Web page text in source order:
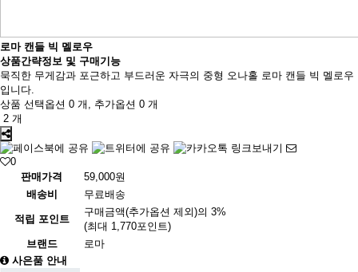
로마 캔들 빅 멜로우
상품간략정보 및 구매기능
묵직한 무게감과 포근하고 부드러운 자극의 중형 오나홀 로마 캔들 빅 멜로우
입니다.
상품 선택옵션 0 개, 추가옵션 0 개
2 개
0
판매가격
59,000원
배송비
무료배송
적립 포인트
구매금액(추가옵션 제외)의 3%
(최대 1,770포인트)
브랜드
로마
사은품 안내